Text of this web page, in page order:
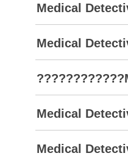
Medical
Medical
Medical
Medical